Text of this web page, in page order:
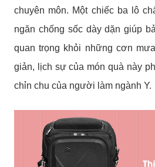
chuyên môn. Một chiếc ba lô
ngăn chống sốc dày dặn giúp
quan trọng khỏi những cơn
giản, lịch sự của món quà này
chỉn chu của người làm ngành Y.